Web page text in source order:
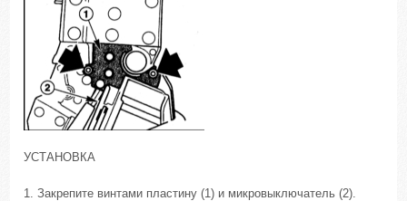
УСТАНОВКА
1. Закрепите винтами пластину (1) и микровыключатель (2).